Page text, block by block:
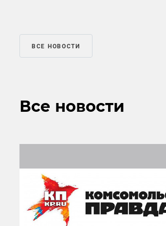
ВСЕ НОВОСТИ
Все новости